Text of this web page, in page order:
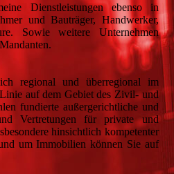
Dienstleistungen ebenso in
und Bauträger, Handwerker,
Sowie weitere Unternehmen
regional und überregional im
auf dem Gebiet des Zivil- und
fundierte außergerichtliche und
Vertretungen für private und
hinsichtlich kompetenter
um Immobilien können Sie auf